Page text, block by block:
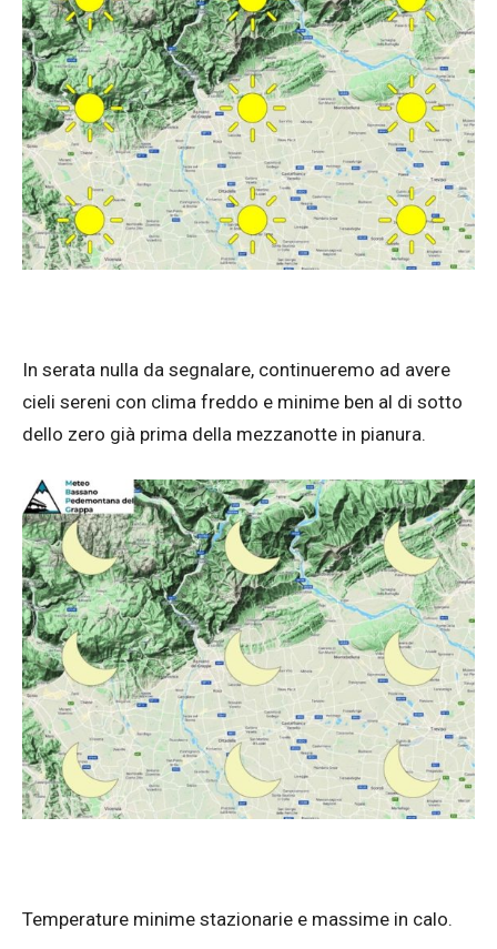
In serata nulla da segnalare, continueremo ad avere
cieli sereni con clima freddo e minime ben al di sotto
dello zero già prima della mezzanotte in pianura.
Temperature minime stazionarie e massime in calo.